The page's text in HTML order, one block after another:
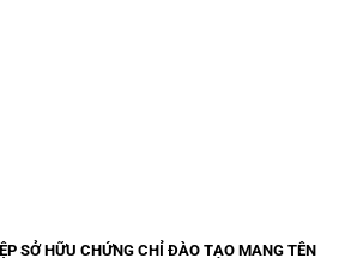
SỞ HỮU CHỨNG CHỈ ĐÀO TẠO MANG TÊN